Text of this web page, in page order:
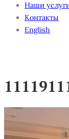
Наши
Контакты
English